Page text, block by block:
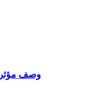
وصف مؤثر